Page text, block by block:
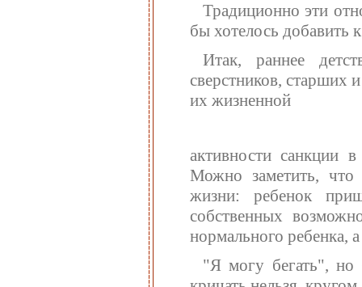
Традиционно эти
бы хотелось добавить
Итак, раннее
сверстников,
их жизненной
активности санкции
Можно заметить, что
жизни: ребенок
собственных
нормального ребенка,
"Я могу бегать", но